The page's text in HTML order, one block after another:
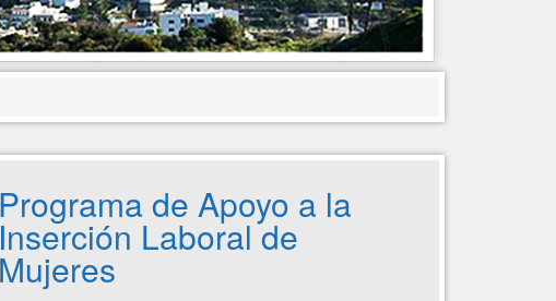
Programa de Apoyo a la
Inserción Laboral de
Mujeres